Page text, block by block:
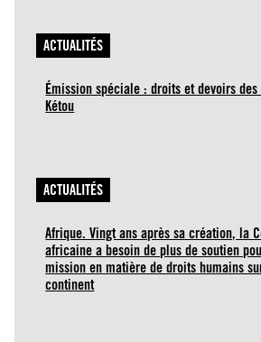
ACTUALITÉS
Émission spéciale : droits et devoirs
Kétou
ACTUALITÉS
Afrique. Vingt ans après sa création, la
africaine a besoin de plus de soutien
mission en matière de droits humains
continent